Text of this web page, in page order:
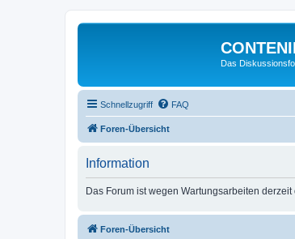
Das
Schnellzugriff FAQ
Foren-Übersicht
Information
Das Forum ist wegen Wartungsarbeiten derzeit
Foren-Übersicht